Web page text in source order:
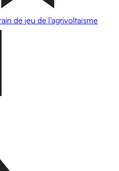
de jeu de l’agrivoltaïsme